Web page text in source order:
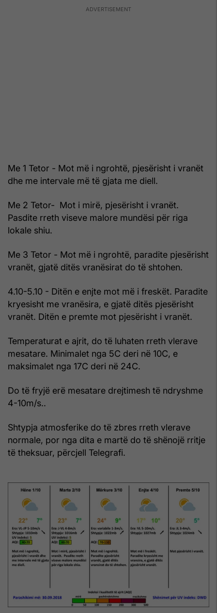
Me 1 Tetor - Mot më i ngrohtë, pjesërisht i vranët
dhe me intervale më të gjata me diell.
Me 2 Tetor- Mot i mirë, pjesërisht i vranët.
Pasdite rreth viseve malore mundësi për riga
lokale shiu.
Me 3 Tetor - Mot më i ngrohtë, paradite pjesërisht
vranët, gjatë ditës vranësirat do të shtohen.
4.10-5.10 - Ditën e enjte mot më i freskët. Paradite
kryesisht me vranësira, e gjatë ditës pjesërisht
vranët. Ditën e premte mot pjesërisht i vranët.
Temperaturat e ajrit, do të luhaten rreth vlerave
mesatare. Minimalet nga 5C deri në 10C, e
maksimalet nga 17C deri në 24C.
Do të fryjë erë mesatare drejtimesh të ndryshme
4-10m/s..
Shtypja atmosferike do të zbres rreth vlerave
normale, por nga dita e martë do të shënojë rritje
të theksuar, përcjell Telegrafi.